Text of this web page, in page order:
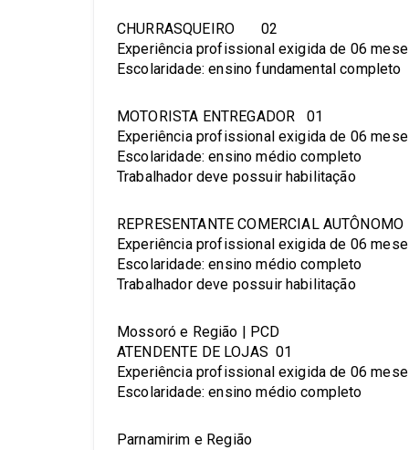
CHURRASQUEIRO 02
Experiência profissional exigida de 06
Escolaridade: ensino fundamental completo
MOTORISTA ENTREGADOR 01
Experiência profissional exigida de 06
Escolaridade: ensino médio completo
Trabalhador deve possuir habilitação
REPRESENTANTE COMERCIAL
Experiência profissional exigida de 06
Escolaridade: ensino médio completo
Trabalhador deve possuir habilitação
Mossoró e Região | PCD
ATENDENTE DE LOJAS 01
Experiência profissional exigida de 06
Escolaridade: ensino médio completo
Parnamirim e Região